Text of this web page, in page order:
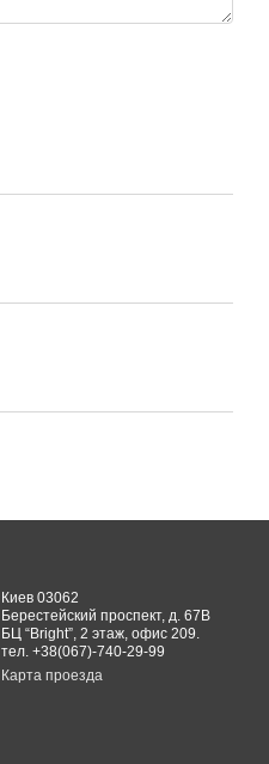
Киев 03062
Берестейский проспект, д. 67В
БЦ “Bright”, 2 этаж, офис 209.
тел. +38(067)-740-29-99
Карта проезда